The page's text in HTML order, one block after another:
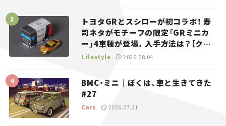
トヨタGRとスシローが初コラボ！ 寿
司ネタがモチーフの限定「GRミニカ
ー」4車種が登場。入手方法は？【クル
マとホビー】
Lifestyle 2026.08.04
BMC・ミニ｜ぼくは、車と生きてきた
#27
Cars 2026.07.21